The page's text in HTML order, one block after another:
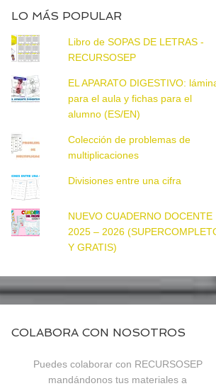
LO MÁS POPULAR
Libro de SOPAS DE LETRAS -
RECURSOSEP
EL APARATO DIGESTIVO:
para el aula y fichas para el
alumno (ES/EN)
Colección de problemas de
multiplicaciones
Divisiones entre una cifra
NUEVO CUADERNO DOCENTE
2025 – 2026
Y GRATIS)
COLABORA CON NOSOTROS
Puedes colaborar con RECURSOSEP
mandándonos tus materiales a